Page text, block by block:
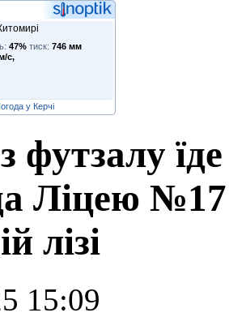
47% тиск: 746 мм
с,
у Керчі
футзалу
Ліцею
лізі
15:09